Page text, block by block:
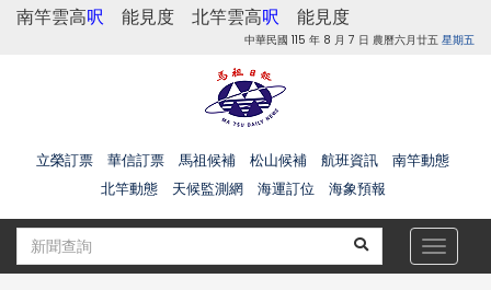
南竿雲高呎 能見度 北竿雲高呎 能見度
中華民國 115 年 8 月 7 日 農曆六月廿五 星期五
立榮訂票 華信訂票 馬祖候補 松山候補 航班資訊
南竿動態
北竿動態
天候監測網 海運訂位 海象預報
Toggle